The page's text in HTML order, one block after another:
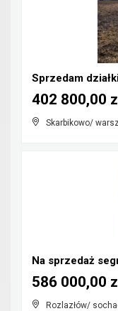
Sprzedam
Skarbikowo/
402 800,00
Na sprzedaż
Rozlazłów/
586 000,00